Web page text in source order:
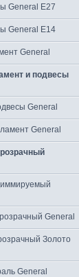
General E27
General E14
General
и подвесы
General
General
General
Золото
General